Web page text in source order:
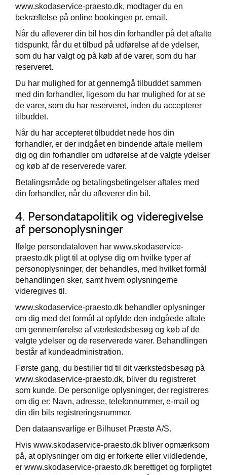
www.skodaservice-praesto.dk, modtager du en
bekræftelse på online bookingen pr. email.
Når du afleverer din bil hos din forhandler på det aftalte
tidspunkt, får du et tilbud på udførelse af de ydelser,
som du har valgt og på køb af de varer, som du har
reserveret.
Du har mulighed for at gennemgå tilbuddet sammen
med din forhandler, ligesom du har mulighed for at se
de varer, som du har reserveret, inden du accepterer
tilbuddet.
Når du har accepteret tilbuddet nede hos din
forhandler, er der indgået en bindende aftale mellem
dig og din forhandler om udførelse af de valgte ydelser
og køb af de reserverede varer.
Betalingsmåde og betalingsbetingelser aftales med
din forhandler, når du afleverer din bil.
4. Persondatapolitik og videregivelse
af personoplysninger
Ifølge persondataloven har www.skodaservice-
praesto.dk pligt til at oplyse dig om hvilke typer af
personoplysninger, der behandles, med hvilket formål
behandlingen sker, samt hvem oplysningerne
videregives til.
www.skodaservice-praesto.dk behandler oplysninger
om dig med det formål at opfylde den indgåede aftale
om gennemførelse af værkstedsbesøg og køb af de
valgte ydelser og de reserverede varer. Behandlingen
består af kundeadministration.
Første gang, du bestiller tid til dit værkstedsbesøg på
www.skodaservice-praesto.dk, bliver du registreret
som kunde. De personlige oplysninger, der registreres
om dig er: Navn, adresse, telefonnummer, e-mail og
din din bils registreringsnummer.
Den dataansvarlige er Bilhuset Præstø A/S.
Hvis www.skodaservice-praesto.dk bliver opmærksom
på, at oplysninger om dig er forkerte eller vildledende,
er www.skodaservice-praesto.dk berettiget og forpligtet